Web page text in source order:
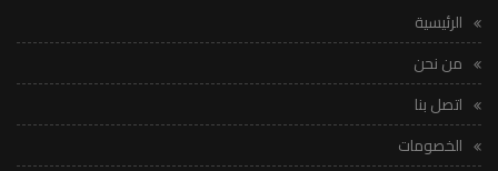
الرئيسية
من نحن
اتصل بنا
الخصومات